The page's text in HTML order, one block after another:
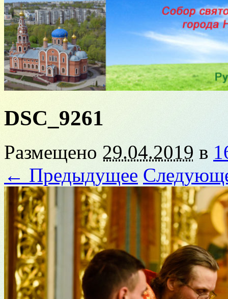
DSC_9261
Размещено 29.04.2019 в
← Предыдущее